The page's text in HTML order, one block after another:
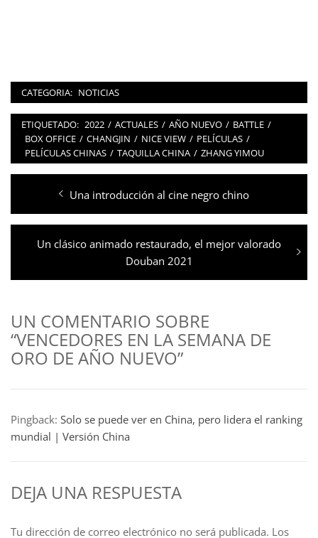
CATEGORIA: NOTICIAS
ETIQUETADO: 2022 / ACTUALES / AÑO NUEVO / BATTLE /
BOX OFFICE / CHANGJIN / NICE VIEW / PELÍCULAS /
PELÍCULAS CHINAS / TAQUILLA CHINA / ZHANG YIMOU
Navegación
de
entradas
Entrada
anterior:
Una introducción al cine negro chino
Entrada
Un clásico animado restaurado, el mejor valorado
Douban 2021
UN COMENTARIO SOBRE
“VENCEDORES EN LA SEMANA DE
ORO DE AÑO NUEVO”
Pingback: Solo se puede ver en China, pero lidera el ranking
mundial | Versión China
DEJA UNA RESPUESTA
Tu dirección de correo electrónico no será publicada. Los